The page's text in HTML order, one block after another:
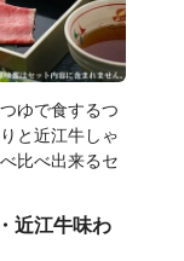
ゆで食するつ
と近江牛しゃ
比べ出来るセ
近江牛味わ